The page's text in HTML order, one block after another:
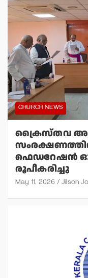
CHURCH NEWS
ക്രൈസ്തവ
ഫെഡറേഷന്‍
രൂപീകരിച്ചു
May 11, 2026 Jilson